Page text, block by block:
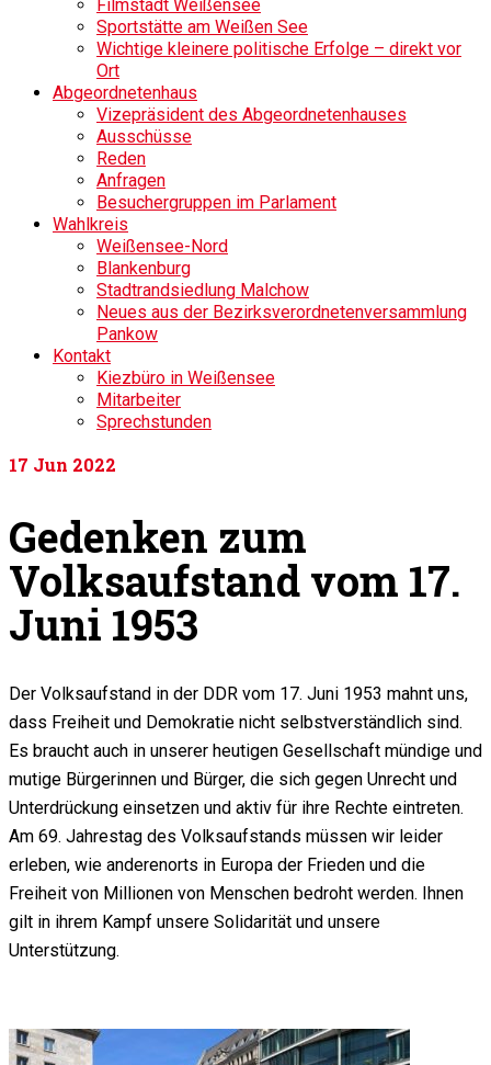
Filmstadt Weißensee
Sportstätte am Weißen See
Wichtige kleinere politische Erfolge – direkt vor
Ort
Abgeordnetenhaus
Vizepräsident des Abgeordnetenhauses
Ausschüsse
Reden
Anfragen
Besuchergruppen im Parlament
Wahlkreis
Weißensee-Nord
Blankenburg
Stadtrandsiedlung Malchow
Neues aus der Bezirksverordnetenversammlung
Pankow
Kontakt
Kiezbüro in Weißensee
Mitarbeiter
Sprechstunden
17 Jun 2022
Gedenken zum
Volksaufstand vom 17.
Juni 1953
Der Volksaufstand in der DDR vom 17. Juni 1953 mahnt uns,
dass Freiheit und Demokratie nicht selbstverständlich sind.
Es braucht auch in unserer heutigen Gesellschaft mündige und
mutige Bürgerinnen und Bürger, die sich gegen Unrecht und
Unterdrückung einsetzen und aktiv für ihre Rechte eintreten.
Am 69. Jahrestag des Volksaufstands müssen wir leider
erleben, wie anderenorts in Europa der Frieden und die
Freiheit von Millionen von Menschen bedroht werden. Ihnen
gilt in ihrem Kampf unsere Solidarität und unsere
Unterstützung.